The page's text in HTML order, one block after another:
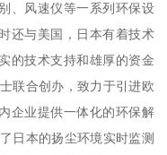
、风速仪等一系列环保设
还与美国，日本有着技术
的技术支持和雄厚的资金
联合创办，致力于引进欧
企业提供一体化的环保解
日本的扬尘环境实时监测